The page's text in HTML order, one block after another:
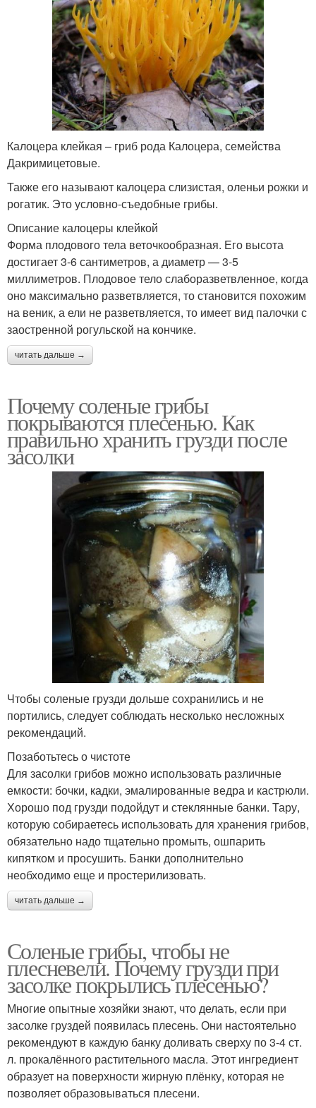
Калоцера клейкая – гриб рода Калоцера, семейства
Дакримицетовые.
Также его называют калоцера слизистая, оленьи рожки и
рогатик. Это условно-съедобные грибы.
Описание калоцеры клейкой
Форма плодового тела веточкообразная. Его высота
достигает 3-6 сантиметров, а диаметр — 3-5
миллиметров. Плодовое тело слаборазветвленное, когда
оно максимально разветвляется, то становится похожим
на веник, а ели не разветвляется, то имеет вид палочки с
заостренной рогульской на кончике.
читать дальше →
Почему соленые грибы
покрываются плесенью. Как
правильно хранить грузди после
засолки
Чтобы соленые грузди дольше сохранились и не
портились, следует соблюдать несколько несложных
рекомендаций.
Позаботьтесь о чистоте
Для засолки грибов можно использовать различные
емкости: бочки, кадки, эмалированные ведра и кастрюли.
Хорошо под грузди подойдут и стеклянные банки. Тару,
которую собираетесь использовать для хранения грибов,
обязательно надо тщательно промыть, ошпарить
кипятком и просушить. Банки дополнительно
необходимо еще и простерилизовать.
читать дальше →
Соленые грибы, чтобы не
плесневели. Почему грузди при
засолке покрылись плесенью?
Многие опытные хозяйки знают, что делать, если при
засолке груздей появилась плесень. Они настоятельно
рекомендуют в каждую банку доливать сверху по 3-4 ст.
л. прокалённого растительного масла. Этот ингредиент
образует на поверхности жирную плёнку, которая не
позволяет образовываться плесени.